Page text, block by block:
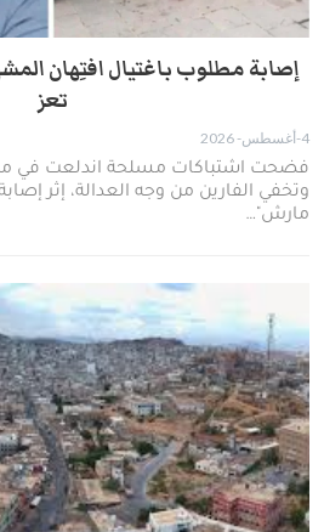
إصابة مطلوب باغتيال افتِهان
تعز
4-أغسطس- 2026
فضحت اشتباكات مسلحة اندلعت في
وتخفي الفارين من وجه العدالة، إثر
مارش"…